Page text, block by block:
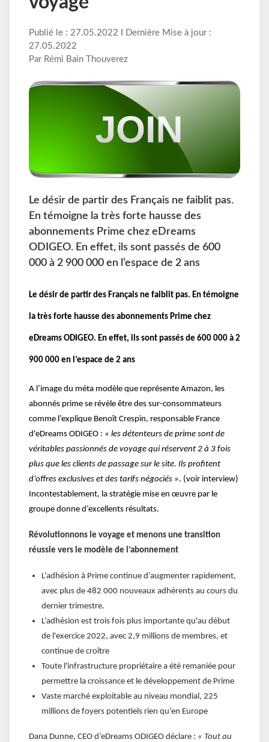
Publié le : 27.05.2022 I Dernière Mise à jour :
27.05.2022
Par Rémi Bain Thouverez
Le désir de partir des Français ne faiblit pas.
En témoigne la très forte hausse des
abonnements Prime chez eDreams
ODIGEO. En effet, ils sont passés de 600
000 à 2 900 000 en l’espace de 2 ans
Le désir de partir des Français ne faiblit pas. En témoigne
la très forte hausse des abonnements Prime chez
eDreams ODIGEO. En effet, ils sont passés de 600 000 à 2
900 000 en l’espace de 2 ans
A l’image du méta modèle que représente Amazon, les
abonnés prime se révèle être des sur-consommateurs
comme l’explique Benoît Crespin, responsable France
d'eDreams ODIGEO : « les détenteurs de prime sont de
véritables passionnés de voyage qui réservent 2 à 3 fois
plus que les clients de passage sur le site. Ils profitent
d’offres exclusives et des tarifs négociés ». (voir interview)
Incontestablement, la stratégie mise en œuvre par le
groupe donne d’excellents résultats.
Révolutionnons le voyage et menons une transition
réussie vers le modèle de l’abonnement
L’adhésion à Prime continue d’augmenter rapidement,
avec plus de 482 000 nouveaux adhérents au cours du
dernier trimestre.
L’adhésion est trois fois plus importante qu'au début
de l'exercice 2022, avec 2,9 millions de membres, et
continue de croître
Toute l'infrastructure propriétaire a été remaniée pour
permettre la croissance et le développement de Prime
Vaste marché exploitable au niveau mondial, 225
millions de foyers potentiels rien qu’en Europe
Dana Dunne, CEO d’eDreams ODIGEO déclare : « Tout au